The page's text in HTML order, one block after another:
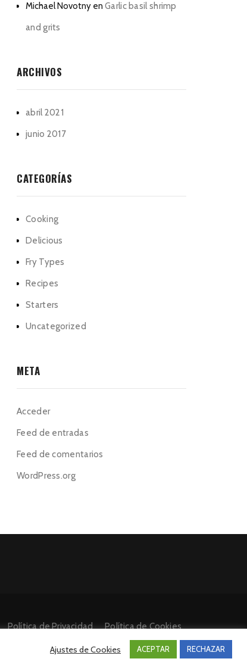
Michael Novotny en Garlic basil shrimp
and grits
ARCHIVOS
abril 2021
junio 2017
CATEGORÍAS
Cooking
Delicious
Fry Types
Recipes
Starters
Uncategorized
META
Acceder
Feed de entradas
Feed de comentarios
WordPress.org
Política de Privacidad
Política de Cookies
Ajustes de Cookies ACEPTAR RECHAZAR